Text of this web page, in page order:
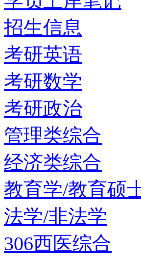
招生信息
考研英语
考研数学
考研政治
管理类综合
经济类综合
教育学/教育硕
法学/非法学
306西医综合